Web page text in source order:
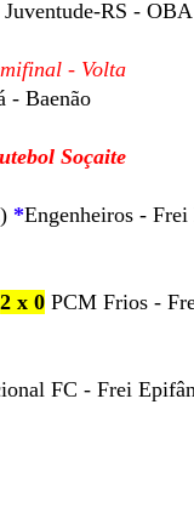
Juventude-RS - OBA
- Volta
- Baenão
Soçaite
) *Engenheiros -
2 x 0 PCM Frios -
FC - Frei